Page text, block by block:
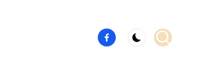
Élément
de